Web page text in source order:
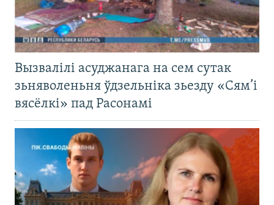
Вызвалілі асуджанага на сем сутак
зьняволеньня ўдзельніка зьезду «Сям’і
вясёлкі» пад Расонамі